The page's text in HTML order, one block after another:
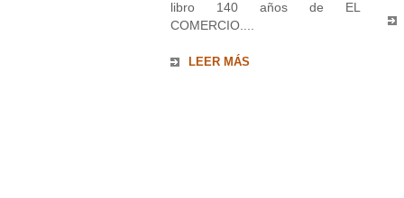
libro 140 años de EL
COMERCIO....
LEER MÁS